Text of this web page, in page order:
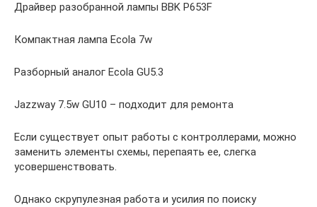
Драйвер разобранной лампы BBK P653F
Компактная лампа Ecola 7w
Разборный аналог Ecola GU5.3
Jazzway 7.5w GU10 – подходит для ремонта
Если существует опыт работы с контроллерами, можно
заменить элементы схемы, перепаять ее, слегка
усовершенствовать.
Однако скрупулезная работа и усилия по поиску